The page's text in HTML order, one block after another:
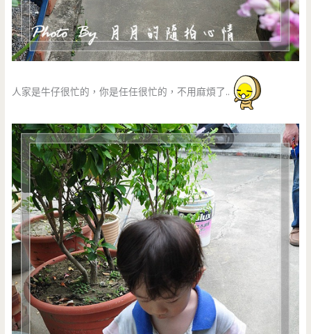
人家是牛仔很忙的，你是任任很忙的，不用麻煩了..